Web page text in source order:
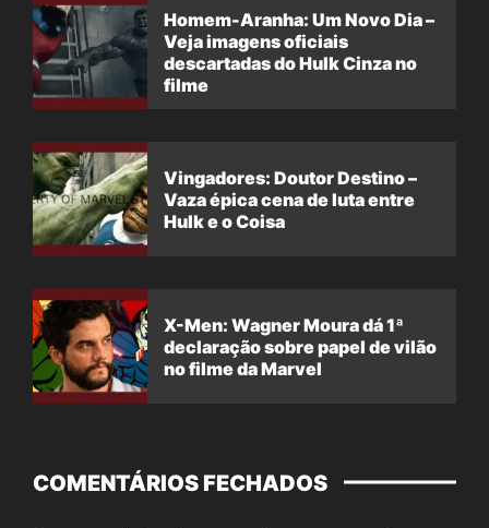
Homem-Aranha: Um Novo Dia –
Veja imagens oficiais
descartadas do Hulk Cinza no
filme
Vingadores: Doutor Destino –
Vaza épica cena de luta entre
Hulk e o Coisa
X-Men: Wagner Moura dá 1ª
declaração sobre papel de vilão
no filme da Marvel
COMENTÁRIOS FECHADOS